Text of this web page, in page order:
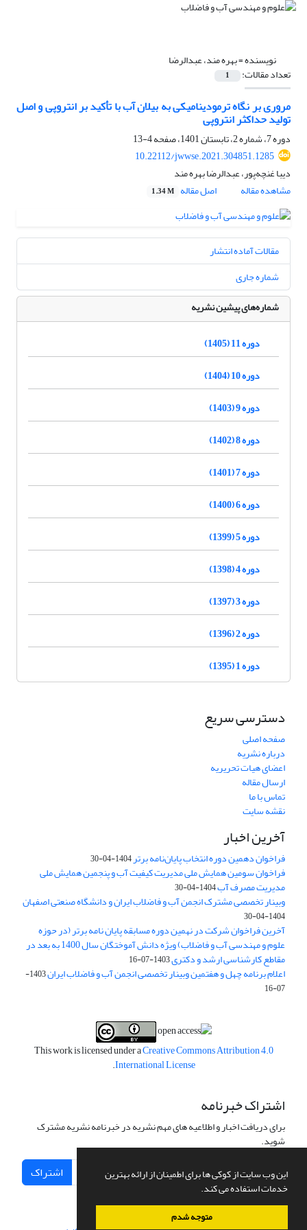
این وب سایت از کوکی ها برای اطمینان از ارائه بهترین
خدمات استفاده می کند.
متوجه شدم
نویسنده =بهره مند، عبدالرضا
تعداد مقالات: 1
مروری بر نگاه ترمودینامیکی به بیلان آب با تأکید بر انتروپی و اصل
تولید حداکثر انتروپی
دوره 7، شماره 2، تابستان 1401، صفحه
4-13
10.22112/jwwse.2021.304851.1285
دیبا غنچه‌پور، عبدالرضا بهره مند
مشاهده مقاله
اصل مقاله 1.34 M
مقالات آماده انتشار
شماره جاری
شماره‌های پیشین نشریه
دوره 11 (1405)
دوره 10 (1404)
دوره 9 (1403)
دوره 8 (1402)
دوره 7 (1401)
دوره 6 (1400)
دوره 5 (1399)
دوره 4 (1398)
دوره 3 (1397)
دوره 2 (1396)
دوره 1 (1395)
دسترسی سریع
صفحه اصلی
درباره نشریه
اعضای هیات تحریریه
ارسال مقاله
تماس با ما
نقشه سایت
آخرین اخبار
فراخوان دهمین دوره انتخاب پایان‌نامه برتر1404-04-30
فراخوان سومین همایش ملی مدیریت کیفیت آب و پنجمین همایش ملی
مدیریت مصرف آب1404-04-30
وبینار تخصصی مشترک انجمن آب و فاضلاب ایران و دانشگاه صنعتی اصفهان
1404-04-30
آخرین فراخوان شرکت در نهمین دوره مسابقه پایان نامه برتر (در حوزه
علوم و مهندسی آب و فاضلاب) ویژه دانش آموختگان سال 1400 به بعد در
مقاطع کارشناسی ارشد و دکتری1403-07-16
اعلام برنامه چهل و هفتمین وبینار تخصصی انجمن آب و فاضلاب ایران
1403-
07-16
This work is licensed under aCreative Commons Attribution 4.0
International License
.
اشتراک خبرنامه
برای دریافت اخبار و اطلاعیه های مهم نشریه در خبرنامه نشریه مشترک
شوید.
اشتراک